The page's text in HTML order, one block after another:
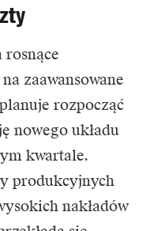
zaawansowane
rozpocząć
nowego układu
kwartale.
produkcyjnych
nakładów